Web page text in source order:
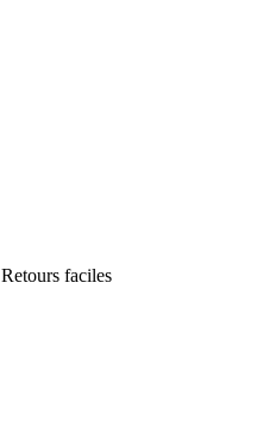
Retours faciles